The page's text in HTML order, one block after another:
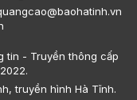
tin - Truyền thông cấp
truyền hình Hà Tĩnh.